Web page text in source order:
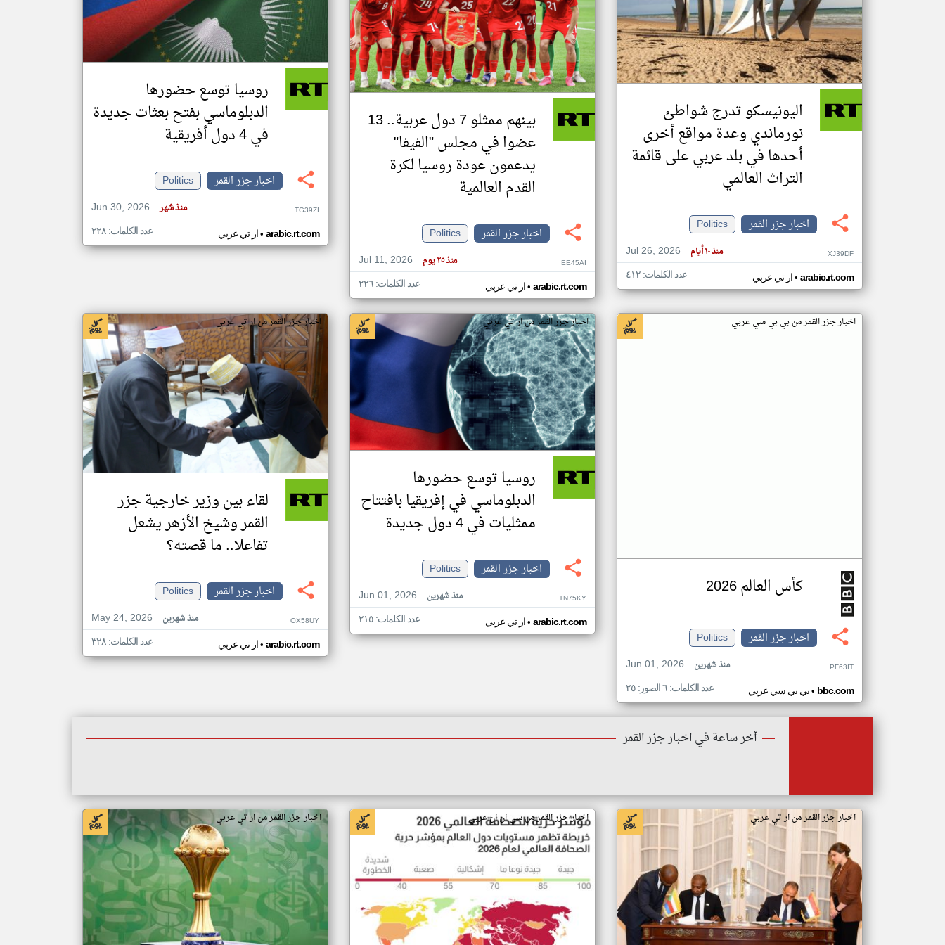
تغيير الدولة
اخبار جزر القمر على مدار الساعة
أهم اخبار جزر القمر العاجلة والمباشرة
اليونيسكو تدرج شواطئ
نورماندي وعدة مواقع أخرى
أحدها في بلد عربي على قائمة
التراث العالمي
اخبار جزر القمر
Politics
Jul 26, 2026
منذ ١٠ أيام XJ39DF
ار تي عربي• arabic.rt.com عدد الكلمات: ٤١٢
بينهم ممثلو 7 دول عربية.. 13
عضوا في مجلس "الفيفا"
يدعمون عودة روسيا لكرة
القدم العالمية
اخبار جزر القمر
Politics
Jul 11, 2026
منذ ٢٥ يوم EE45AI
ار تي عربي• arabic.rt.com عدد الكلمات: ٢٢٦
روسيا توسع حضورها
الدبلوماسي بفتح بعثات جديدة
في 4 دول أفريقية
اخبار جزر القمر
Politics
Jun 30, 2026
منذ شهر TG39ZI
ار تي عربي• arabic.rt.com عدد الكلمات: ٢٢٨
اخبار جزر القمر من بي بي سي عربي
كأس العالم 2026
اخبار جزر القمر
Politics
Jun 01, 2026
منذ شهرين PF63IT
بي بي سي عربي• bbc.com عدد الكلمات: ٦ الصور: ٢٥
اخبار جزر القمر من ار تي عربي
روسيا توسع حضورها
الدبلوماسي في إفريقيا بافتتاح
ممثليات في 4 دول جديدة
اخبار جزر القمر
Politics
Jun 01, 2026
منذ شهرين TN75KY
ار تي عربي• arabic.rt.com عدد الكلمات: ٢١٥
اخبار جزر القمر من ار تي عربي
لقاء بين وزير خارجية جزر
القمر وشيخ الأزهر يشعل
تفاعلا.. ما قصته؟
اخبار جزر القمر
Politics
May 24, 2026
منذ شهرين OX58UY
ار تي عربي• arabic.rt.com عدد الكلمات: ٣٢٨
أخر ساعة في اخبار جزر القمر
اخبار جزر القمر من ار تي عربي اخبار جزر القمر من سي ان ان عربي اخبار جزر القمر من ار تي عربي
klyoum.com